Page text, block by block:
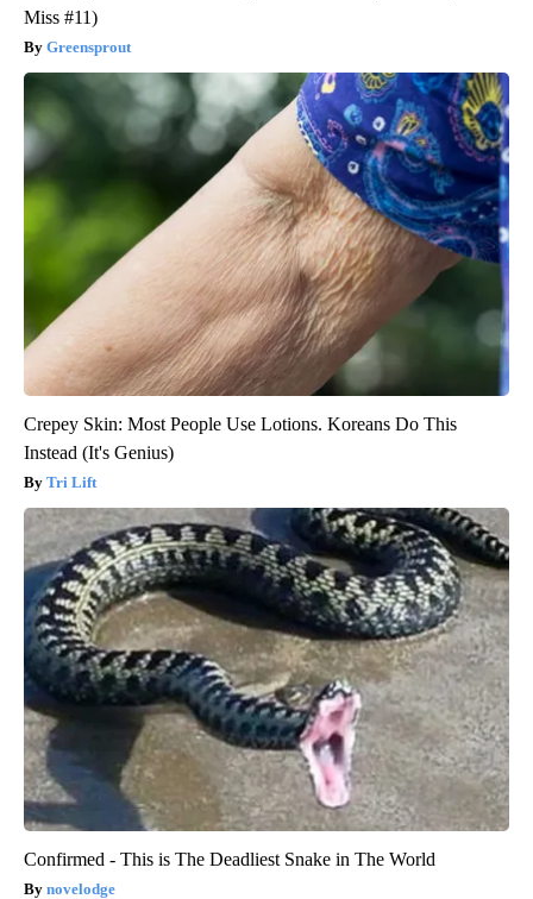
Miss #11)
Greensprout
Crepey Skin: Most People Use Lotions. Koreans Do This
Instead (It's Genius)
Tri Lift
Confirmed - This is The Deadliest Snake in The World
novelodge